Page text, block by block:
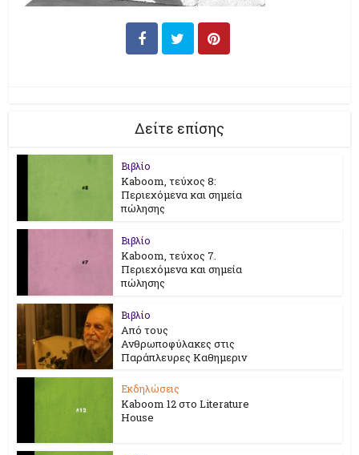
Δείτε επίσης
Βιβλίο
Kaboom, τεύχος 8:
Περιεχόμενα και σημεία
πώλησης
Βιβλίο
Kaboom, τεύχος 7.
Περιεχόμενα και σημεία
πώλησης
Βιβλίο
Από τους
Ανθρωποφύλακες στις
Παράπλευρες Καθημεριν
Εκδηλώσεις
Kaboom 12 στο Literature
House